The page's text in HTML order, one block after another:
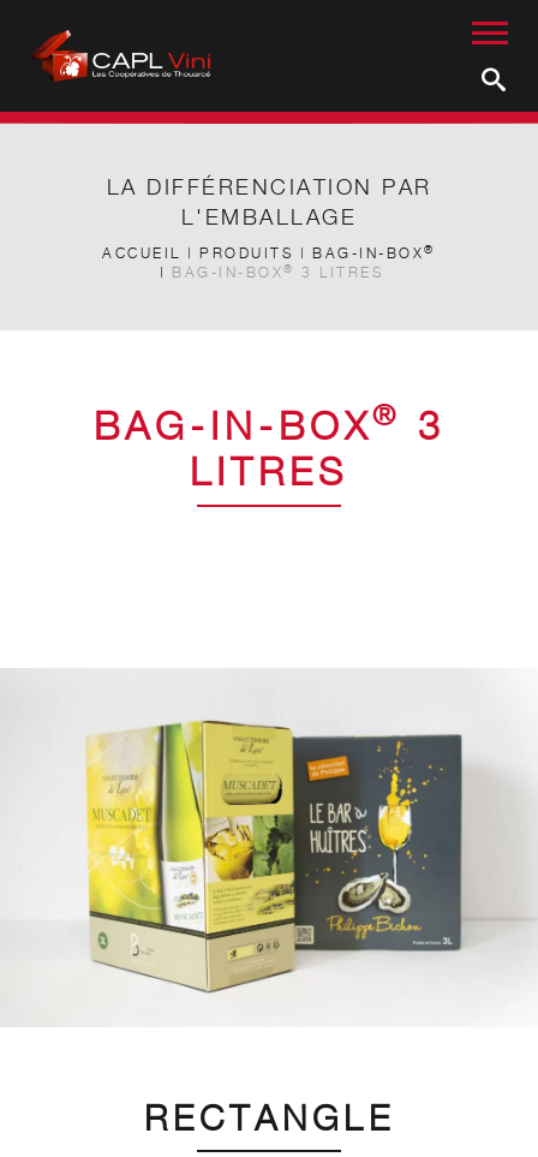
LA DIFFÉRENCIATION PAR
L'EMBALLAGE
ACCUEIL PRODUITS BAG-IN-BOX®
BAG-IN-BOX® 3 LITRES
BAG-IN-BOX®
3
LITRES
RECTANGLE